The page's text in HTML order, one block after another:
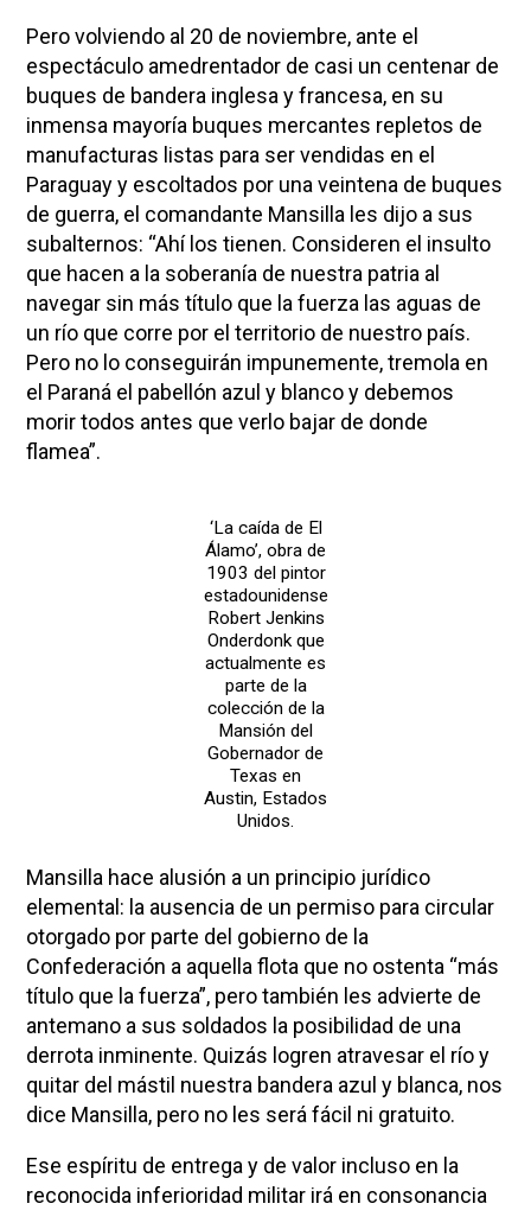
Pero volviendo al 20 de noviembre, ante el
espectáculo amedrentador de casi un centenar de
buques de bandera inglesa y francesa, en su
inmensa mayoría buques mercantes repletos de
manufacturas listas para ser vendidas en el
Paraguay y escoltados por una veintena de buques
de guerra, el comandante Mansilla les dijo a sus
subalternos: “Ahí los tienen. Consideren el insulto
que hacen a la soberanía de nuestra patria al
navegar sin más título que la fuerza las aguas de
un río que corre por el territorio de nuestro país.
Pero no lo conseguirán impunemente, tremola en
el Paraná el pabellón azul y blanco y debemos
morir todos antes que verlo bajar de donde
flamea”.
‘La caída de El
Álamo’, obra de
1903 del pintor
estadounidense
Robert Jenkins
Onderdonk que
actualmente es
parte de la
colección de la
Mansión del
Gobernador de
Texas en
Austin, Estados
Unidos.
Mansilla hace alusión a un principio jurídico
elemental: la ausencia de un permiso para circular
otorgado por parte del gobierno de la
Confederación a aquella flota que no ostenta “más
título que la fuerza”, pero también les advierte de
antemano a sus soldados la posibilidad de una
derrota inminente. Quizás logren atravesar el río y
quitar del mástil nuestra bandera azul y blanca, nos
dice Mansilla, pero no les será fácil ni gratuito.
Ese espíritu de entrega y de valor incluso en la
reconocida inferioridad militar irá en consonancia